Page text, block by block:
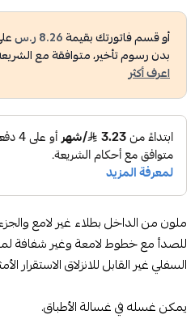
أو قسم فاتورتك بقيمة8.26 ر.س
بدون رسوم تأخير، متوافقة مع
اعرف أكثر
ملون من الداخل بطلاء غير لامع
للصدأ مع خطوط لامعة وغير شفافة
السفلي غير القابل للانزلاق الاستقرار
يمكن غسله في غسالة الأطباق.